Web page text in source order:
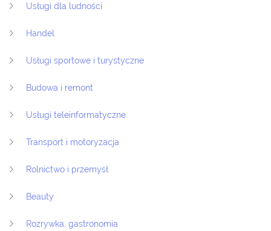
Usługi dla ludności
Handel
Usługi sportowe i turystyczne
Budowa i remont
Usługi teleinformatyczne
Transport i motoryzacja
Rolnictwo i przemysł
Beauty
Rozrywka, gastronomia